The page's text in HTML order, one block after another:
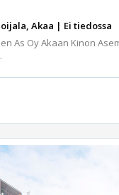
Akaa | Ei tiedossa
As Oy Akaan Kinon